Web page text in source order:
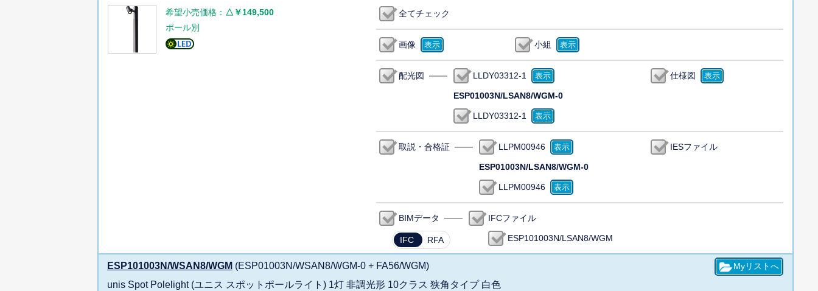
希望小売価格： △￥149,500
ポール別
全てチェック
画像 小組
配光図 LLDY03312-1
ESP01003N/LSAN8/WGM-0
LLDY03312-1
仕様図
取説・合格証 LLPM00946
ESP01003N/LSAN8/WGM-0
LLPM00946
IESファイル
BIMデータ
IFC RFA
IFCファイル
ESP101003N/LSAN8/WGM
ESP101003N/WSAN8/WGM (ESP01003N/WSAN8/WGM-0 + FA56/WGM)
unis Spot Polelight (ユニス スポットポールライト) 1灯 非調光形 10クラス 狭角タイプ 白色